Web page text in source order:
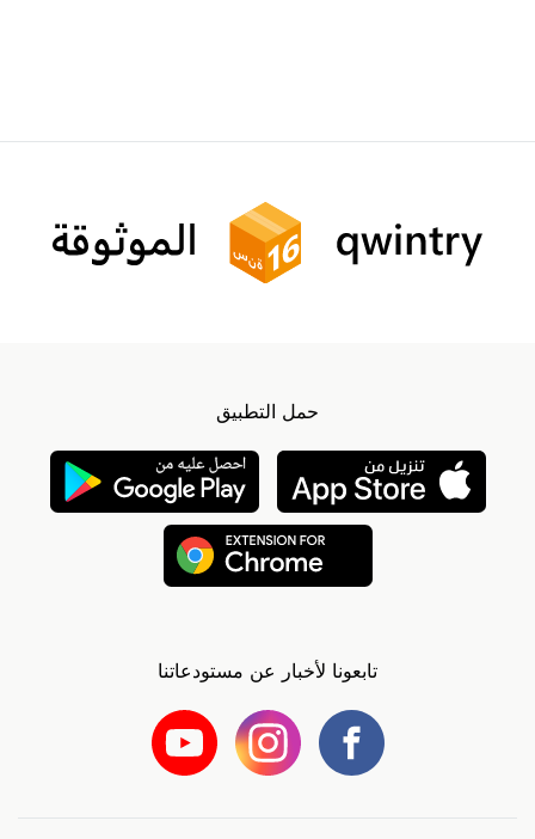
حمل التطبيق
تابعونا لأخبار عن مستودعاتنا